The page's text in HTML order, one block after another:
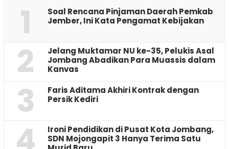
1
‎Soal Rencana Pinjaman Daerah Pemkab
Jember, Ini Kata Pengamat Kebijakan ‎
2
Jelang Muktamar NU ke-35, Pelukis Asal
Jombang Abadikan Para Muassis dalam
Kanvas
3
Faris Aditama Akhiri Kontrak dengan
Persik Kediri
4
Ironi Pendidikan di Pusat Kota Jombang,
SDN Mojongapit 3 Hanya Terima Satu